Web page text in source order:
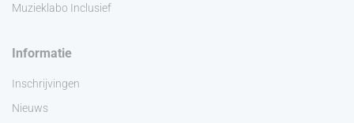
Muzieklabo Inclusief
Informatie
Inschrijvingen
Nieuws